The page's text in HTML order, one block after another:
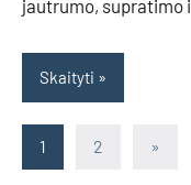
jautrumo,
Skaityti
Įrašų
1 2
Next
»